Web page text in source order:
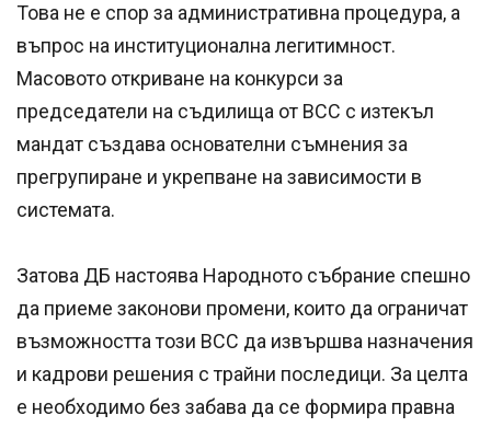
Това не е спор за административна процедура, а
въпрос на институционална легитимност.
Масовото откриване на конкурси за
председатели на съдилища от ВСС с изтекъл
мандат създава основателни съмнения за
прегрупиране и укрепване на зависимости в
системата.
Затова ДБ настоява Народното събрание спешно
да приеме законови промени, които да ограничат
възможността този ВСС да извършва назначения
и кадрови решения с трайни последици. За целта
е необходимо без забава да се формира правна